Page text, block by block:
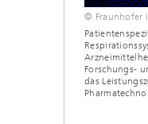
© Fraunhofer
Forschungs-
das